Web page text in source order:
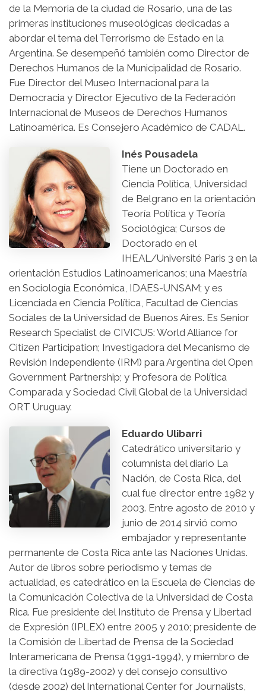
de la Memoria de la ciudad de Rosario, una de las
primeras instituciones museológicas dedicadas a
abordar el tema del Terrorismo de Estado en la
Argentina. Se desempeñó también como Director de
Derechos Humanos de la Municipalidad de Rosario.
Fue Director del Museo Internacional para la
Democracia y Director Ejecutivo de la Federación
Internacional de Museos de Derechos Humanos
Latinoamérica. Es Consejero Académico de CADAL.
Inés Pousadela
Tiene un Doctorado en
Ciencia Política, Universidad
de Belgrano en la orientación
Teoría Política y Teoría
Sociológica; Cursos de
Doctorado en el
IHEAL/Université Paris 3 en la
orientación Estudios Latinoamericanos; una Maestría
en Sociología Económica, IDAES-UNSAM; y es
Licenciada en Ciencia Política, Facultad de Ciencias
Sociales de la Universidad de Buenos Aires. Es Senior
Research Specialist de CIVICUS: World Alliance for
Citizen Participation; Investigadora del Mecanismo de
Revisión Independiente (IRM) para Argentina del Open
Government Partnership; y Profesora de Política
Comparada y Sociedad Civil Global de la Universidad
ORT Uruguay.
Eduardo Ulibarri
Catedrático universitario y
columnista del diario La
Nación, de Costa Rica, del
cual fue director entre 1982 y
2003. Entre agosto de 2010 y
junio de 2014 sirvió como
embajador y representante
permanente de Costa Rica ante las Naciones Unidas.
Autor de libros sobre periodismo y temas de
actualidad, es catedrático en la Escuela de Ciencias de
la Comunicación Colectiva de la Universidad de Costa
Rica. Fue presidente del Instituto de Prensa y Libertad
de Expresión (IPLEX) entre 2005 y 2010; presidente de
la Comisión de Libertad de Prensa de la Sociedad
Interamericana de Prensa (1991-1994), y miembro de
la directiva (1989-2002) y del consejo consultivo
(desde 2002) del International Center for Journalists,